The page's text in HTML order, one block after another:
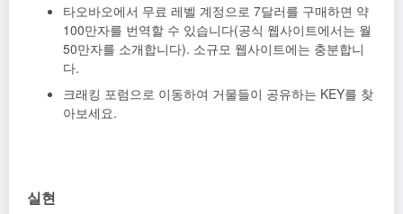
타오바오에서 무료 레벨 계정으로 7달러를 구매하면 약
100만자를 번역할 수 있습니다(공식 웹사이트에서는 월
50만자를 소개합니다). 소규모 웹사이트에는 충분합니
다.
크래킹 포럼으로 이동하여 거물들이 공유하는 KEY를 찾
아보세요.
실현